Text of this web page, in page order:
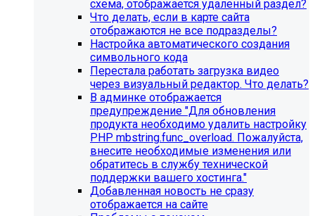
Инструкция по удалению ссылок на
социальные сети
Для готовых решений на SIMAI-SF4:
SIMAI-SF4: Сайт библиотеки, SIMAI-SF4: Сайт
благотворительного фонда, SIMAI-SF4: Сайт города,
SIMAI-SF4: Сайт государственной организации, SIMAI-
SF4: Сайт дворца культуры, SIMAI-SF4: Сайт детского
сада, SIMAI-SF4: Сайт кандидата в депутаты, SIMAI-SF4:
Сайт колледжа, SIMAI-SF4: Сайт комплексного центра
схема, отображается удаленный раздел?
Что делать, если в карте сайта
отображаются не все подразделы?
Настройка автоматического создания
символьного кода
Перестала работать загрузка видео
через визуальный редактор. Что делать?
В админке отображается
предупреждение "Для обновления
продукта необходимо удалить настройку
PHP mbstring.func_overload. Пожалуйста,
внесите необходимые изменения или
обратитесь в службу технической
поддержки вашего хостинга."
Добавленная новость не сразу
отображается на сайте